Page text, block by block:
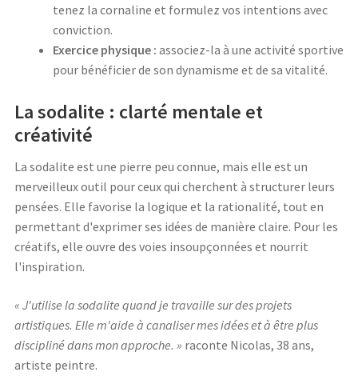
tenez la cornaline et formulez vos intentions avec
conviction.
Exercice physique : associez-la à une activité sportive
pour bénéficier de son dynamisme et de sa vitalité.
La sodalite : clarté mentale et
créativité
La sodalite est une pierre peu connue, mais elle est un
merveilleux outil pour ceux qui cherchent à structurer leurs
pensées. Elle favorise la logique et la rationalité, tout en
permettant d'exprimer ses idées de manière claire. Pour les
créatifs, elle ouvre des voies insoupçonnées et nourrit
l'inspiration.
« J'utilise la sodalite quand je travaille sur des projets
artistiques. Elle m'aide à canaliser mes idées et à être plus
discipliné dans mon approche. » raconte Nicolas, 38 ans,
artiste peintre.